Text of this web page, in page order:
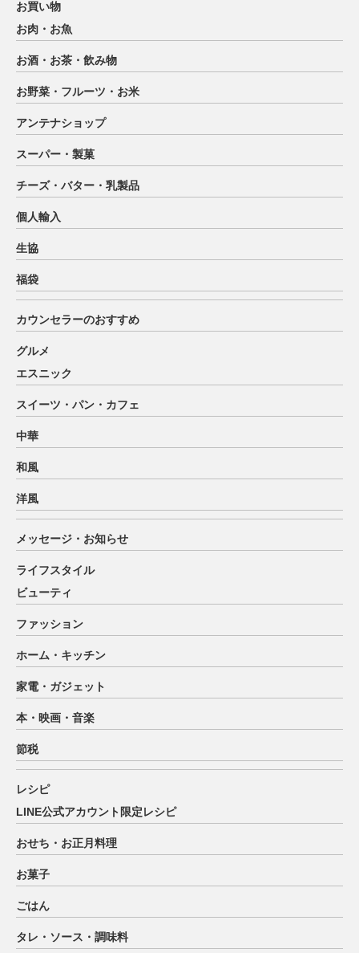
お買い物
お肉・お魚
お酒・お茶・飲み物
お野菜・フルーツ・お米
アンテナショップ
スーパー・製菓
チーズ・バター・乳製品
個人輸入
生協
福袋
カウンセラーのおすすめ
グルメ
エスニック
スイーツ・パン・カフェ
中華
和風
洋風
メッセージ・お知らせ
ライフスタイル
ビューティ
ファッション
ホーム・キッチン
家電・ガジェット
本・映画・音楽
節税
レシピ
LINE公式アカウント限定レシピ
おせち・お正月料理
お菓子
ごはん
タレ・ソース・調味料